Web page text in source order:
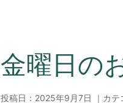
金曜日の
投稿日：2025年9月7日 ｜カテ